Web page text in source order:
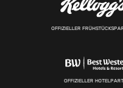
OFFIZIELLER
OFFIZIELLER